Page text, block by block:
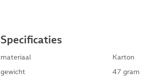
Specificaties
materiaal
Karton
gewicht
47 gram